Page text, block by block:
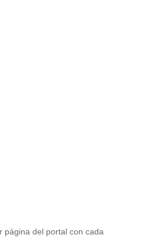
página del portal con cada